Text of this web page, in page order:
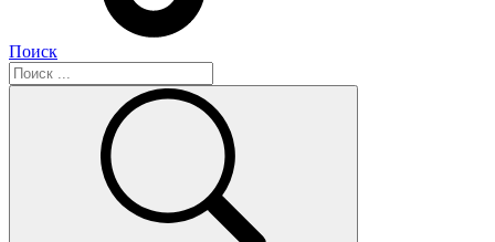
Поиск